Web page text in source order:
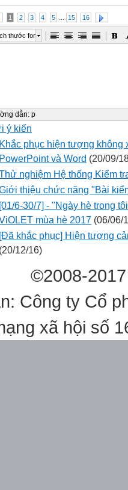
1 2 3 4 5 15 16
thước font
dẫn: p
ý kiến
Khắc phục hiện tượng không
PowerPoint và Word (20/09/
nghiệm Hệ thống Kiểm
thiệu chức năng "Bài
[01/6-30/7] - "Ngày hè trong
mùa hè 2017 (06/06/
[Đã khắc phục] Hiện tượng
(20/12/16)
©2008-
Công ty Cổ
xã hội số